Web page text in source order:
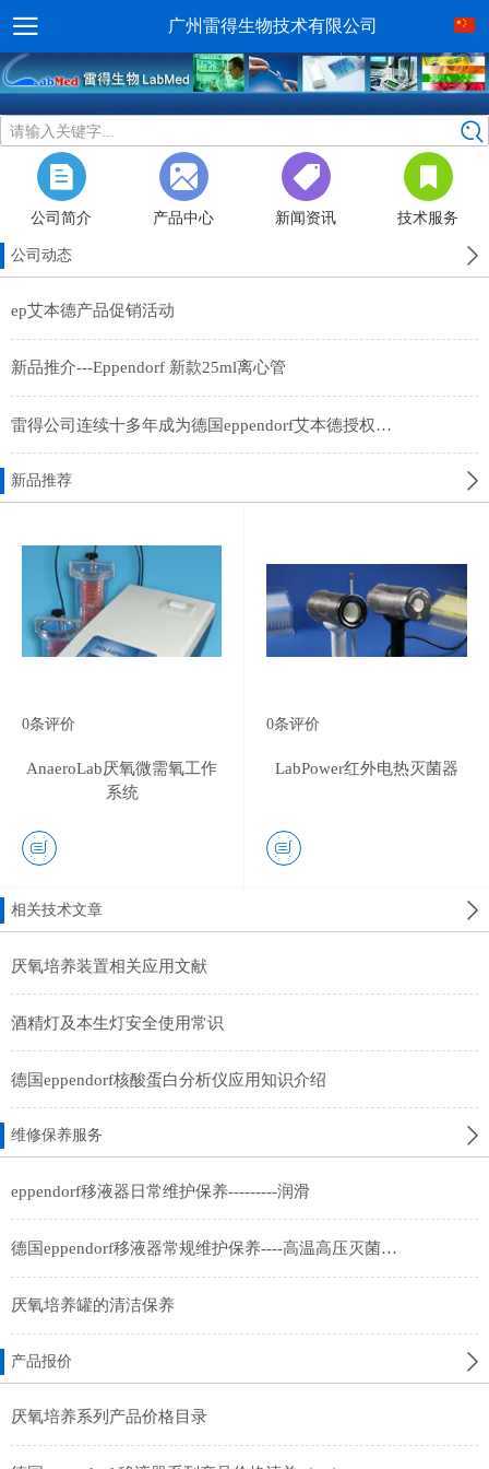
广州雷得生物技术有限公司
请输入关键字...
公司简介 产品中心 新闻资讯 技术服务
公司动态
ep艾本德产品促销活动
新品推介---Eppendorf 新款25ml离心管
雷得公司连续十多年成为德国eppendorf艾本德授权经销商
新品推荐
0条评价
AnaeroLab厌氧微需氧工作
系统
0条评价
LabPower红外电热灭菌器
相关技术文章
厌氧培养装置相关应用文献
酒精灯及本生灯安全使用常识
德国eppendorf核酸蛋白分析仪应用知识介绍
维修保养服务
eppendorf移液器日常维护保养---------润滑
德国eppendorf移液器常规维护保养----高温高压灭菌及紫外线照射灭菌
厌氧培养罐的清洁保养
产品报价
厌氧培养系列产品价格目录